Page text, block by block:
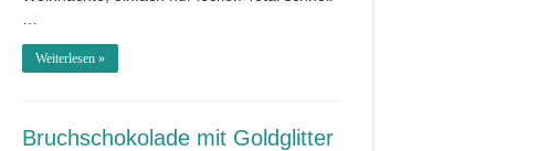
Weiterlesen »
Bruchschokolade mit Goldglitter